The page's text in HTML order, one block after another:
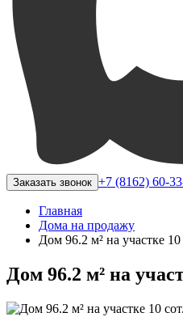
Заказать звонок +7 (8162) 60-
Главная
Дома на продажу
Дом 96.2 м² на участке
Дом 96.2 м² на